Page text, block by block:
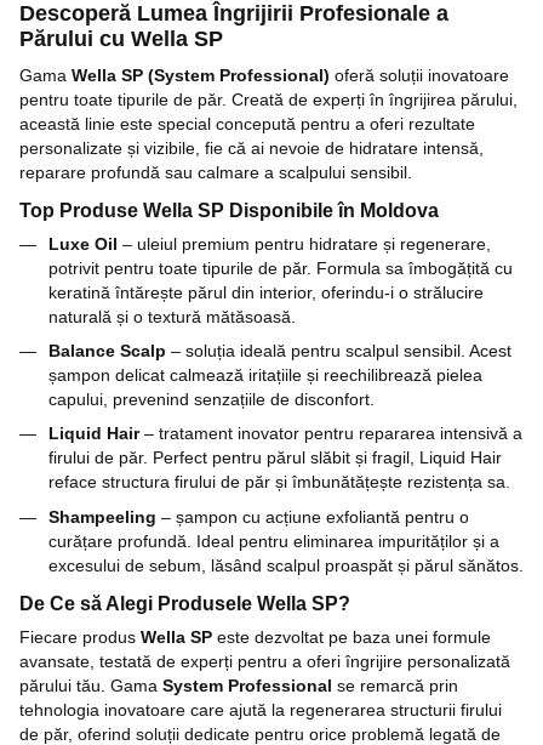
Descoperă Lumea Îngrijirii Profesionale a
Părului cu Wella SP
Gama Wella SP (System Professional) oferă soluții inovatoare
pentru toate tipurile de păr. Creată de experți în îngrijirea părului,
această linie este special concepută pentru a oferi rezultate
personalizate și vizibile, fie că ai nevoie de hidratare intensă,
reparare profundă sau calmare a scalpului sensibil.
Top Produse Wella SP Disponibile în Moldova
Luxe Oil – uleiul premium pentru hidratare și regenerare,
potrivit pentru toate tipurile de păr. Formula sa îmbogățită cu
keratină întărește părul din interior, oferindu-i o strălucire
naturală și o textură mătăsoasă.
Balance Scalp – soluția ideală pentru scalpul sensibil. Acest
șampon delicat calmează iritațiile și reechilibrează pielea
capului, prevenind senzațiile de disconfort.
Liquid Hair– tratament inovator pentru repararea intensivă a
firului de păr. Perfect pentru părul slăbit și fragil, Liquid Hair
reface structura firului de păr și îmbunătățește rezistența sa.
Shampeeling – șampon cu acțiune exfoliantă pentru o
curățare profundă. Ideal pentru eliminarea impurităților și a
excesului de sebum, lăsând scalpul proaspăt și părul sănătos.
De Ce să Alegi Produsele Wella SP?
Fiecare produs Wella SP este dezvoltat pe baza unei formule
avansate, testată de experți pentru a oferi îngrijire personalizată
părului tău. Gama System Professional se remarcă prin
tehnologia inovatoare care ajută la regenerarea structurii firului
de păr, oferind soluții dedicate pentru orice problemă legată de